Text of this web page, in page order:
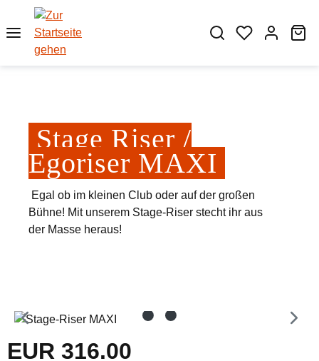
Zum Hauptinhalt springen
Stage Riser /
Egoriser MAXI
Egal ob im kleinen Club oder auf der großen
Bühne! Mit unserem Stage-Riser stecht ihr aus
der Masse heraus!
Bildergalerie überspringen
Regulärer Preis:
EUR 316.00